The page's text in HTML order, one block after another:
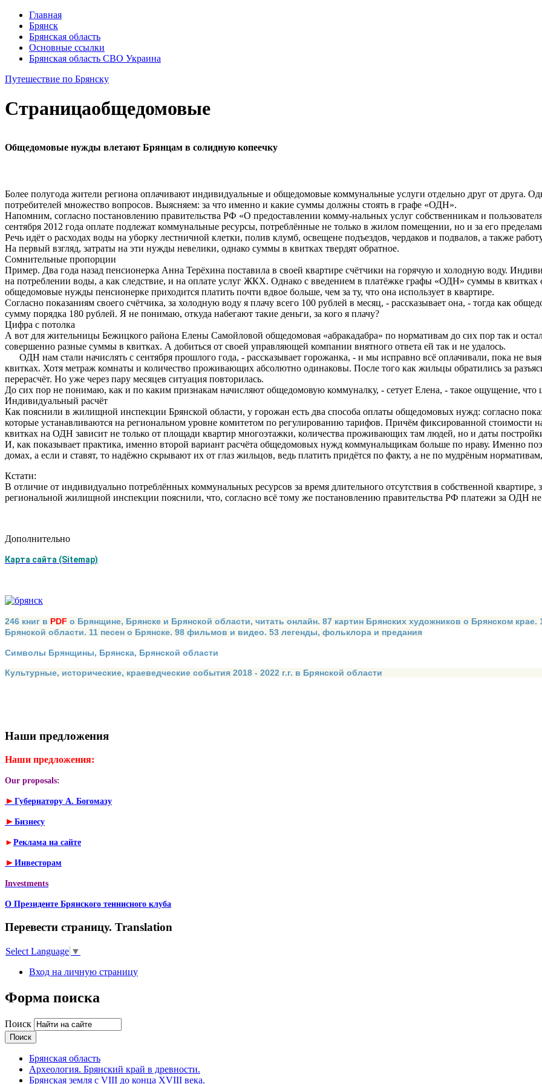
Главная
Брянск
Брянская область
Основные ссылки
Брянская область СВО Украина
Путешествие по Брянску
Страницаобщедомовые
Общедомовые нужды влетают Брянцам в солидную копеечку
Более полугода жители региона оплачивают индивидуальные и общедомовые коммунальные услуги отдельно друг от друга.
потребителей множество вопросов. Выясняем: за что именно и какие суммы должны стоять в графе «ОДН».
Напомним, согласно постановлению правительства РФ «О предоставлении комму-нальных услуг собственникам и
сентября 2012 года оплате подлежат коммунальные ресурсы, потреблённые не только в жилом помещении, но и за его
Речь идёт о расходах воды на уборку лестничной клетки, полив клумб, освещене подъездов, чердаков и подвалов, а также
На первый взгляд, затраты на эти нужды невелики, однако суммы в квитках твердят обратное.
Сомнительные пропорции
Пример. Два года назад пенсионерка Анна Терёхина поставила в своей квартире счётчики на горячую и холодную воду.
на потреблении воды, а как следствие, и на оплате услуг ЖКХ. Однако с введением в платёжке графы «ОДН» суммы в квитках
общедомовые нужды пенсионерке приходится платить почти вдвое больше, чем за ту, что она использует в квартире.
Согласно показаниям своего счётчика, за холодную воду я плачу всего 100 рублей в месяц, - рассказывает она, - тогда как
сумму порядка 180 рублей. Я не понимаю, откуда набегают такие деньги, за кого я плачу?
Цифра с потолка
А вот для жительницы Бежицкого района Елены Самойловой общедомовая «абракадабра» по нормативам до сих пор так и
совершенно разные суммы в квитках. А добиться от своей управляющей компании внятного ответа ей так и не удалось.
ОДН нам стали начислять с сентября прошлого года, - рассказывает горожанка, - и мы исправно всё оплачивали, пока не
квитках. Хотя метраж комнаты и количество проживающих абсолютно одинаковы. После того как жильцы обратились за
перерасчёт. Но уже через пару месяцев ситуация повторилась.
До сих пор не понимаю, как и по каким признакам начисляют общедомовую коммуналку, - сетует Елена, - такое ощущение, что
Индивидуальный расчёт
Как пояснили в жилищной инспекции Брянской области, у горожан есть два способа оплаты общедомовых нужд: согласно
которые устанавливаются на региональном уровне комитетом по регулированию тарифов. Причём фиксированной стоимости
квитках на ОДН зависит не только от площади квартир многоэтажки, количества проживающих там людей, но и даты
И, как показывает практика, именно второй вариант расчёта общедомовых нужд коммунальщикам больше по нраву. Именно
домах, а если и ставят, то надёжно скрывают их от глаз жильцов, ведь платить придётся по факту, а не по мудрёным
Кстати:
В отличие от индивидуально потреблённых коммунальных ресурсов за время длительного отсутствия в собственной
региональной жилищной инспекции пояснили, что, согласно всё тому же постановлению правительства РФ платежи за ОДН не
Дополнительно
Карта сайта (Sitemap)
246 книг в PDF о Брянщине, Брянске и Брянской области, читать онлайн. 87 картин Брянских художников о Брянском
Брянской области. 11 песен о Брянске. 98 фильмов и видео. 53 легенды, фольклора и предания
Символы Брянщины, Брянска, Брянской области
Культурные, исторические, краеведческие события 2018 - 2022 г.г. в Брянской области
Наши предложения
Наши предложения:
Our proposals:
► Губернатору А. Богомазу
► Бизнесу
► Реклама на сайте
► Инвесторам
Investments
О Президенте Брянского теннисного клуба
Перевести страницу. Translation
Select Language ▼
Вход на личную страницу
Форма поиска
Поиск
Брянская область
Археология. Брянский край в древности.
Брянская земля с VIII до конца XVIII века.